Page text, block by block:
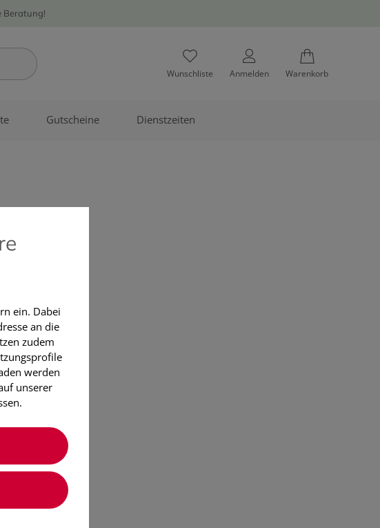
Beratung!
Wunschliste Anmelden Warenkorb
Gutscheine Dienstzeiten
ein. Dabei
an die
zudem
werden
unserer